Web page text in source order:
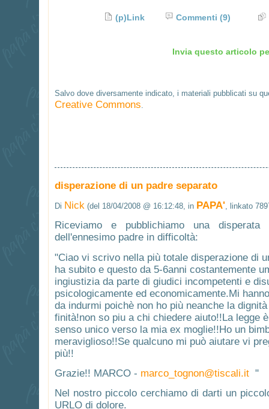
(p)Link Commenti (9)
Invia questo articolo
Salvo dove diversamente indicato, i materiali pubblicati su
Creative Commons.
disperazione di un padre separato
Di Nick (del 18/04/2008 @ 16:12:48, in PAPA' , linkato
Riceviamo e pubblichiamo una
dell'ennesimo padre in difficoltà:
"Ciao vi scrivo nella più totale disperazione di
ha subito e questo da 5-6anni costantemente
ingiustizia da parte di giudici incompetenti e
psicologicamente ed economicamente.Mi
da indurmi poichè non ho più neanche la
finità!non so piu a chi chiedere aiuto!!La legge
senso unico verso la mia ex moglie!!Ho un
meraviglioso!!Se qualcuno mi può aiutare vi
più!!
Grazie!! MARCO - marco_tognon@tiscali.it"
Nel nostro piccolo cerchiamo di darti un
URLO di dolore.